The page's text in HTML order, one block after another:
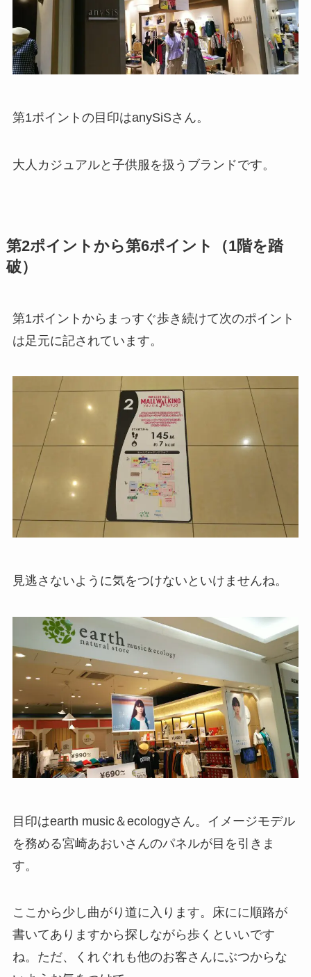
第1ポイントの目印はanySiSさん。
大人カジュアルと子供服を扱うブランドです。
第2ポイントから第6ポイント（1階を踏
破）
第1ポイントからまっすぐ歩き続けて次のポイント
は足元に記されています。
見逃さないように気をつけないといけませんね。
目印はearth music＆ecologyさん。イメージモデル
を務める宮崎あおいさんのパネルが目を引きま
す。
ここから少し曲がり道に入ります。床にに順路が
書いてありますから探しながら歩くといいです
ね。ただ、くれぐれも他のお客さんにぶつからな